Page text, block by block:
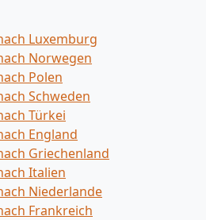
Luxemburg
Norwegen
Polen
Schweden
Türkei
England
Griechenland
Italien
Niederlande
Frankreich